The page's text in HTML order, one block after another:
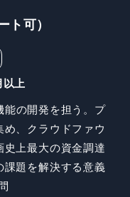
ト可）
以上
能の開発を担う。プ
め、クラウドファウ
史上最大の資金調達
課題を解決する意義